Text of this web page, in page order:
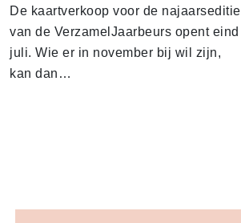
De kaartverkoop voor de najaarseditie
van de VerzamelJaarbeurs opent eind
juli. Wie er in november bij wil zijn,
kan dan…